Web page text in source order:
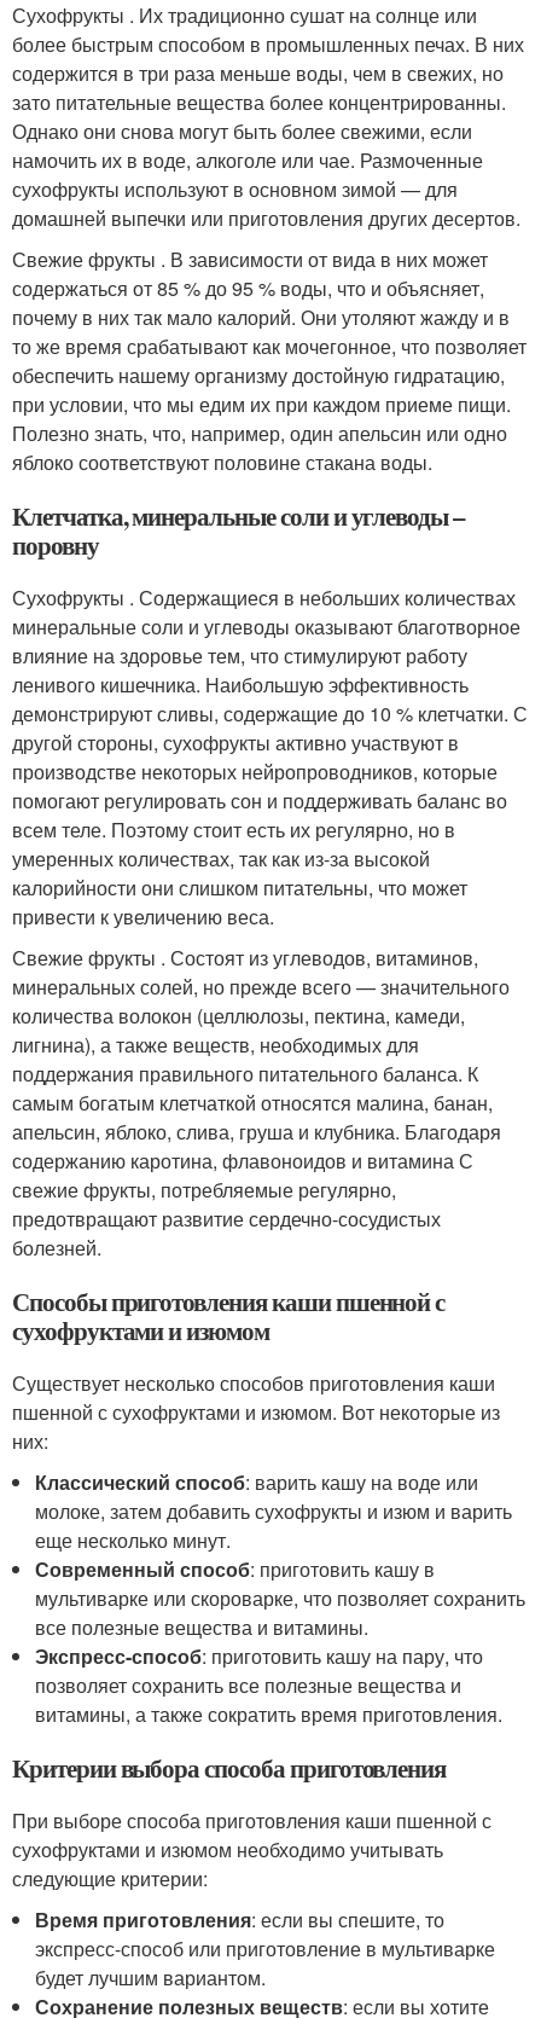
Сухофрукты . Их традиционно сушат на солнце или
более быстрым способом в промышленных печах. В них
содержится в три раза меньше воды, чем в свежих, но
зато питательные вещества более концентрированны.
Однако они снова могут быть более свежими, если
намочить их в воде, алкоголе или чае. Размоченные
сухофрукты используют в основном зимой — для
домашней выпечки или приготовления других десертов.
Свежие фрукты . В зависимости от вида в них может
содержаться от 85 % до 95 % воды, что и объясняет,
почему в них так мало калорий. Они утоляют жажду и в
то же время срабатывают как мочегонное, что позволяет
обеспечить нашему организму достойную гидратацию,
при условии, что мы едим их при каждом приеме пищи.
Полезно знать, что, например, один апельсин или одно
яблоко соответствуют половине стакана воды.
Клетчатка, минеральные соли и углеводы –
поровну
Сухофрукты . Содержащиеся в небольших количествах
минеральные соли и углеводы оказывают благотворное
влияние на здоровье тем, что стимулируют работу
ленивого кишечника. Наибольшую эффективность
демонстрируют сливы, содержащие до 10 % клетчатки. С
другой стороны, сухофрукты активно участвуют в
производстве некоторых нейропроводников, которые
помогают регулировать сон и поддерживать баланс во
всем теле. Поэтому стоит есть их регулярно, но в
умеренных количествах, так как из-за высокой
калорийности они слишком питательны, что может
привести к увеличению веса.
Свежие фрукты . Состоят из углеводов, витаминов,
минеральных солей, но прежде всего — значительного
количества волокон (целлюлозы, пектина, камеди,
лигнина), а также веществ, необходимых для
поддержания правильного питательного баланса. К
самым богатым клетчаткой относятся малина, банан,
апельсин, яблоко, слива, груша и клубника. Благодаря
содержанию каротина, флавоноидов и витамина С
свежие фрукты, потребляемые регулярно,
предотвращают развитие сердечно-сосудистых
болезней.
Способы приготовления каши пшенной с
сухофруктами и изюмом
Существует несколько способов приготовления каши
пшенной с сухофруктами и изюмом. Вот некоторые из
них:
Классический способ: варить кашу на воде или
молоке, затем добавить сухофрукты и изюм и варить
еще несколько минут.
Современный способ: приготовить кашу в
мультиварке или скороварке, что позволяет сохранить
все полезные вещества и витамины.
Экспресс-способ: приготовить кашу на пару, что
позволяет сохранить все полезные вещества и
витамины, а также сократить время приготовления.
Критерии выбора способа приготовления
При выборе способа приготовления каши пшенной с
сухофруктами и изюмом необходимо учитывать
следующие критерии:
Время приготовления: если вы спешите, то
экспресс-способ или приготовление в мультиварке
будет лучшим вариантом.
Сохранение полезных веществ: если вы хотите